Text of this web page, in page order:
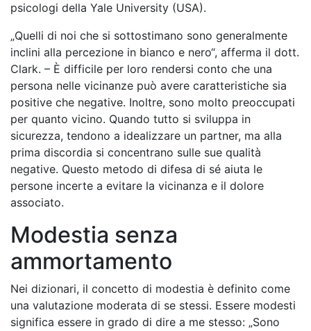
psicologi della Yale University (USA).
„Quelli di noi che si sottostimano sono generalmente
inclini alla percezione in bianco e nero“, afferma il dott.
Clark. – È difficile per loro rendersi conto che una
persona nelle vicinanze può avere caratteristiche sia
positive che negative. Inoltre, sono molto preoccupati
per quanto vicino. Quando tutto si sviluppa in
sicurezza, tendono a idealizzare un partner, ma alla
prima discordia si concentrano sulle sue qualità
negative. Questo metodo di difesa di sé aiuta le
persone incerte a evitare la vicinanza e il dolore
associato.
Modestia senza
ammortamento
Nei dizionari, il concetto di modestia è definito come
una valutazione moderata di se stessi. Essere modesti
significa essere in grado di dire a me stesso: „Sono